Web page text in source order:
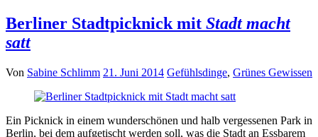
Berliner Stadtpicknick mit Stadt macht
satt
Von Sabine Schlimm 21. Juni 2014 Gefühlsdinge, Grünes Gewissen
Ein Picknick in einem wunderschönen und halb vergessenen Park in
Berlin, bei dem aufgetischt werden soll, was die Stadt an Essbarem